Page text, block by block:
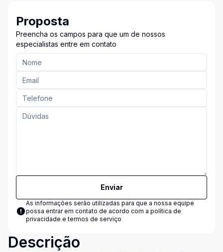
Proposta
Preencha os campos para que um de nossos
especialistas entre em contato
Enviar
As informações serão utilizadas para que a nossa equipe
possa entrar em contato de acordo com a política de
privacidade e termos de serviço
Descrição